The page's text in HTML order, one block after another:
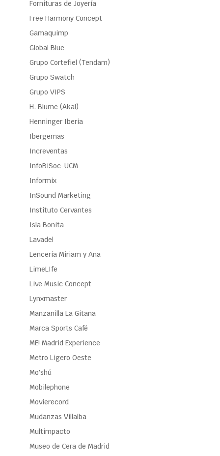
Fornituras de Joyería
Free Harmony Concept
Gamaquimp
Global Blue
Grupo Cortefiel (Tendam)
Grupo Swatch
Grupo VIPS
H. Blume (Akal)
Henninger Iberia
Ibergemas
Increventas
InfoBiSoc-UCM
Informix
InSound Marketing
Instituto Cervantes
Isla Bonita
Lavadel
Lencería Miriam y Ana
LimeLIfe
Live Music Concept
Lynxmaster
Manzanilla La Gitana
Marca Sports Café
ME! Madrid Experience
Metro Ligero Oeste
Mo'shú
Mobilephone
Movierecord
Mudanzas Villalba
Multimpacto
Museo de Cera de Madrid